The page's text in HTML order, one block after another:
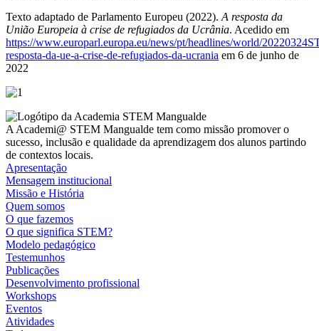
Texto adaptado de Parlamento Europeu (2022). A resposta da
União Europeia à crise de refugiados da Ucrânia. Acedido em
https://www.europarl.europa.eu/news/pt/headlines/world/
resposta-da-ue-a-crise-de-refugiados-da-ucrania em 6 de junho de
2022
Image
A Academi@ STEM Mangualde tem como missão promover o
sucesso, inclusão e qualidade da aprendizagem dos alunos partindo
de contextos locais.
Apresentação
Mensagem institucional
Missão e História
Quem somos
O que fazemos
O que significa STEM?
Modelo pedagógico
Testemunhos
Publicações
Desenvolvimento profissional
Workshops
Eventos
Atividades